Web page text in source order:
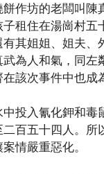
作坊的老闆叫陳
子租住在湯崗村
其姐姐、姐夫、
為人和氣，同左
在該次事件中也成
中投入氰化鉀和
百五十四人。所
情嚴重惡化。